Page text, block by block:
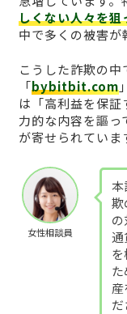
しくない人々を狙
中で多くの被害が
こうした詐欺の
「bybitbit.com
は「高利益を保
力的な内容を謳
が寄せられていま
女性相談員
欺
通
だ